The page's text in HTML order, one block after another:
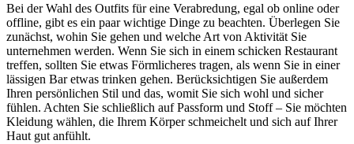
Bei der Wahl des Outfits für eine Verabredung, egal ob online oder
offline, gibt es ein paar wichtige Dinge zu beachten. Überlegen Sie
zunächst, wohin Sie gehen und welche Art von Aktivität Sie
unternehmen werden. Wenn Sie sich in einem schicken Restaurant
treffen, sollten Sie etwas Förmlicheres tragen, als wenn Sie in einer
lässigen Bar etwas trinken gehen. Berücksichtigen Sie außerdem
Ihren persönlichen Stil und das, womit Sie sich wohl und sicher
fühlen. Achten Sie schließlich auf Passform und Stoff – Sie möchten
Kleidung wählen, die Ihrem Körper schmeichelt und sich auf Ihrer
Haut gut anfühlt.